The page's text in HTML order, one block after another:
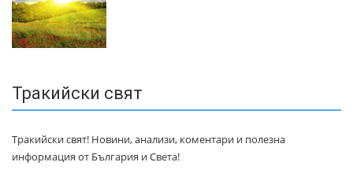
Тракийски свят
Тракийски свят! Новини, анализи, коментари и полезна
информация от България и Света!